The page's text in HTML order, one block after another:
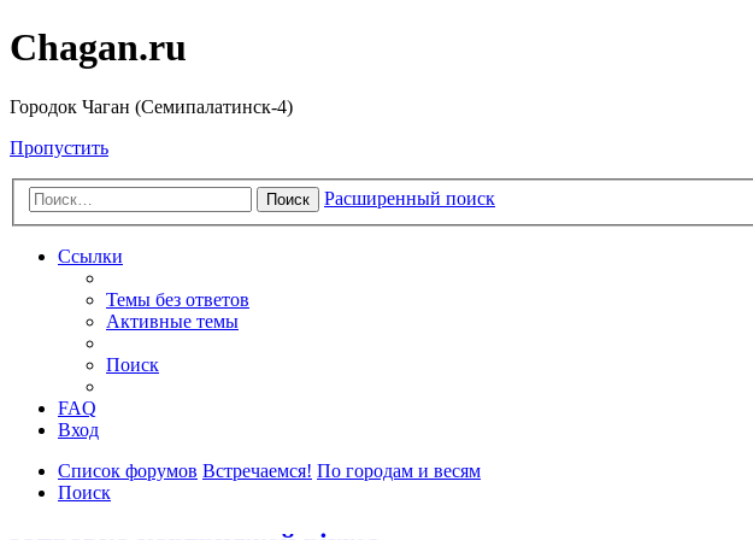
Chagan.ru
Городок Чаган (Семипалатинск-4)
Пропустить
Поиск Расширенный поиск
Ссылки
Темы без ответов
Активные темы
Поиск
FAQ
Вход
Список форумов Встречаемся! По городам и весям
Поиск